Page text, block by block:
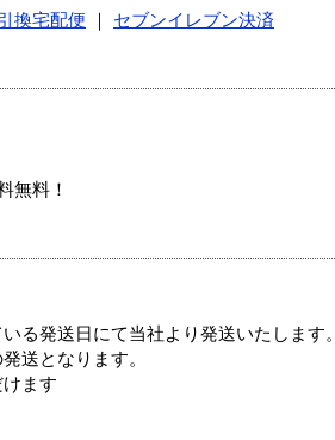
換宅配便
セブンイレブン決済
無料！
る発送日にて当社より発送いたします。
送となります。
ます